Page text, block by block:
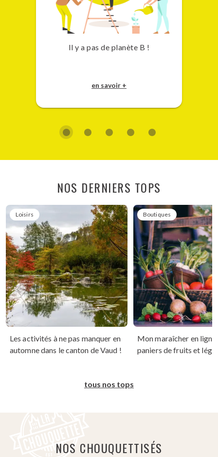
Il y a pas de planète B !
en savoir +
NOS DERNIERS TOPS
Loisirs
Les activités à ne pas manquer en
automne dans le canton de Vaud !
Boutiques
Mon maraîcher en ligne
paniers de fruits et
tous nos tops
NOS CHOUQUETTISÉS